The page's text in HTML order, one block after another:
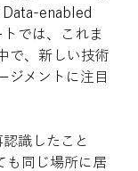
Data-enabled
では、これま
で、新しい技術
ジメントに注目
識したこと
も同じ場所に居